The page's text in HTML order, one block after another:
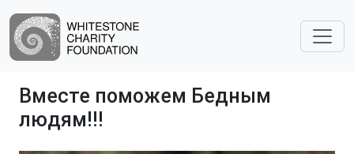
Вместе поможем Бедным
людям!!!